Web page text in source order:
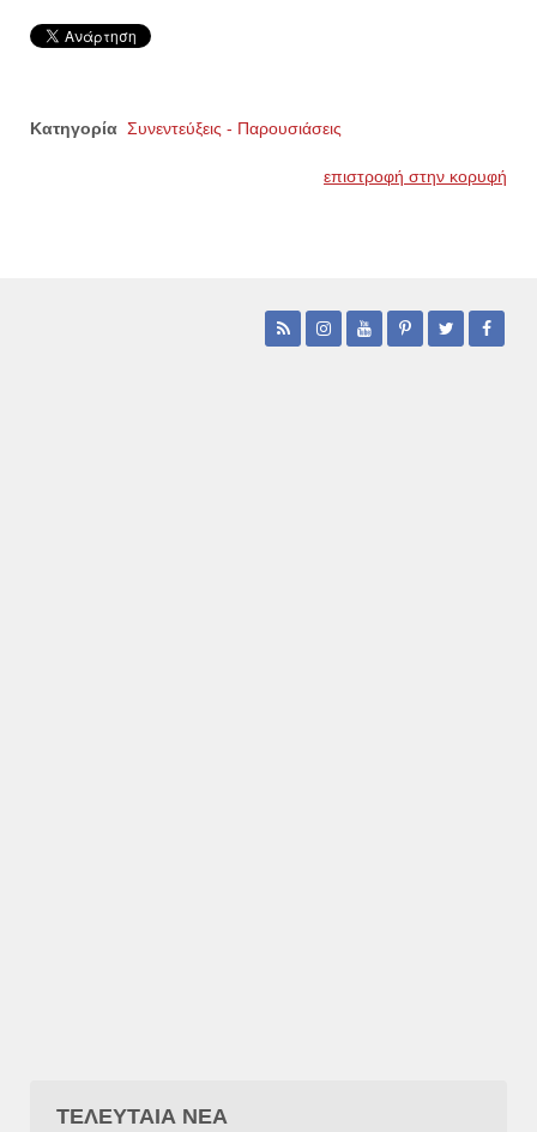
Κατηγορία Συνεντεύξεις - Παρουσιάσεις
επιστροφή στην κορυφή
ΤΕΛΕΥΤΑΙΑ ΝΕΑ